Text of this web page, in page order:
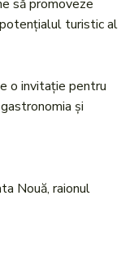
să promoveze
turistic al
o invitație pentru
și
Nouă, raionul